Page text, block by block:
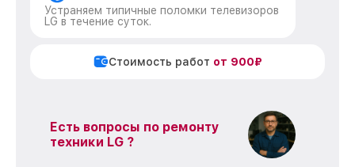
Устраняем типичные поломки телевизоров
LG в течение суток.
Стоимость работ от 900₽
Есть вопросы по ремонту
техники LG ?